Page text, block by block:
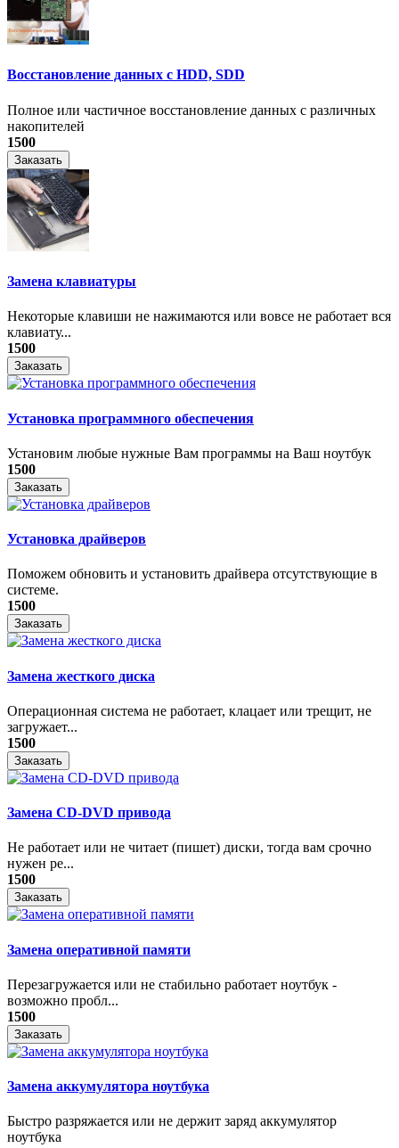
Восстановление данных с HDD, SDD
Полное или частичное восстановление данных с различных
накопителей
1500
Заказать
Замена клавиатуры
Некоторые клавиши не нажимаются или вовсе не работает вся
клавиату...
1500
Заказать
Установка программного обеспечения
Установим любые нужные Вам программы на Ваш ноутбук
1500
Заказать
Установка драйверов
Поможем обновить и установить драйвера отсутствующие в
системе.
1500
Заказать
Замена жесткого диска
Операционная система не работает, клацает или трещит, не
загружает...
1500
Заказать
Замена CD-DVD привода
Не работает или не читает (пишет) диски, тогда вам срочно
нужен ре...
1500
Заказать
Замена оперативной памяти
Перезагружается или не стабильно работает ноутбук -
возможно пробл...
1500
Заказать
Замена аккумулятора ноутбука
Быстро разряжается или не держит заряд аккумулятор
ноутбука